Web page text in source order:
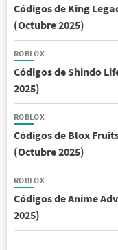
Códigos de King
(Octubre 2025)
ROBLOX
Códigos de Shindo
2025)
ROBLOX
Códigos de Blox
(Octubre 2025)
ROBLOX
Códigos de Anime
2025)